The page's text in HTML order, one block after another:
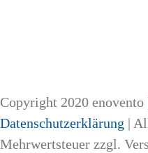
Copyright 2020 enovento
Datenschutzerklärung |
Mehrwertsteuer zzgl.